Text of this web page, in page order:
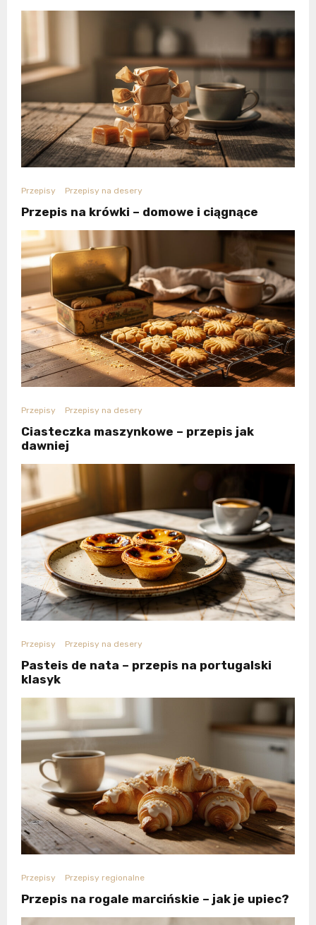
Przepisy Przepisy na desery
Przepis na krówki – domowe i ciągnące
Przepisy Przepisy na desery
Ciasteczka maszynkowe – przepis jak
dawniej
Przepisy Przepisy na desery
Pasteis de nata – przepis na portugalski
klasyk
Przepisy Przepisy regionalne
Przepis na rogale marcińskie – jak je upiec?